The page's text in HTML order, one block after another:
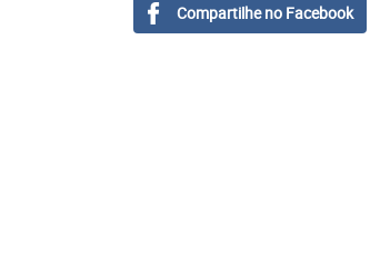
Compartilhe no Facebook